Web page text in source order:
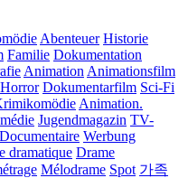
Abenteuer Historie
Familie Dokumentation
Animation Animationsfilm
Horror Dokumentarfilm Sci-Fi
Animation.
Jugendmagazin TV-
Documentaire Werbung
dramatique Drame
Mélodrame Spot 가족